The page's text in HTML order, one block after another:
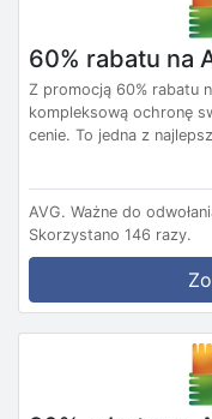
60% rabatu na
Z promocją 60% rabatu
kompleksową ochronę
cenie. To jedna z
AVG. Ważne do
Skorzystano 146 razy.